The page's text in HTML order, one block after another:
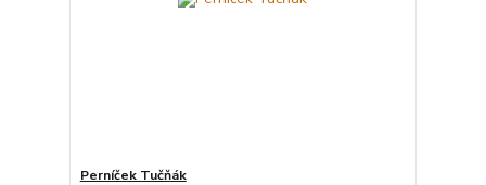
Perníček Tučňák